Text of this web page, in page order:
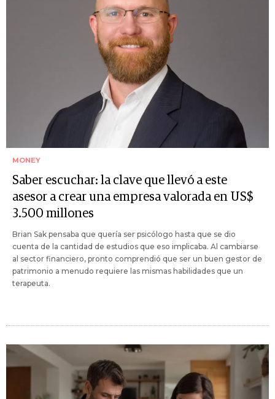
MONEY
Saber escuchar: la clave que llevó a este
asesor a crear una empresa valorada en US$
3.500 millones
Brian Sak pensaba que quería ser psicólogo hasta que se dio
cuenta de la cantidad de estudios que eso implicaba. Al cambiarse
al sector financiero, pronto comprendió que ser un buen gestor de
patrimonio a menudo requiere las mismas habilidades que un
terapeuta.